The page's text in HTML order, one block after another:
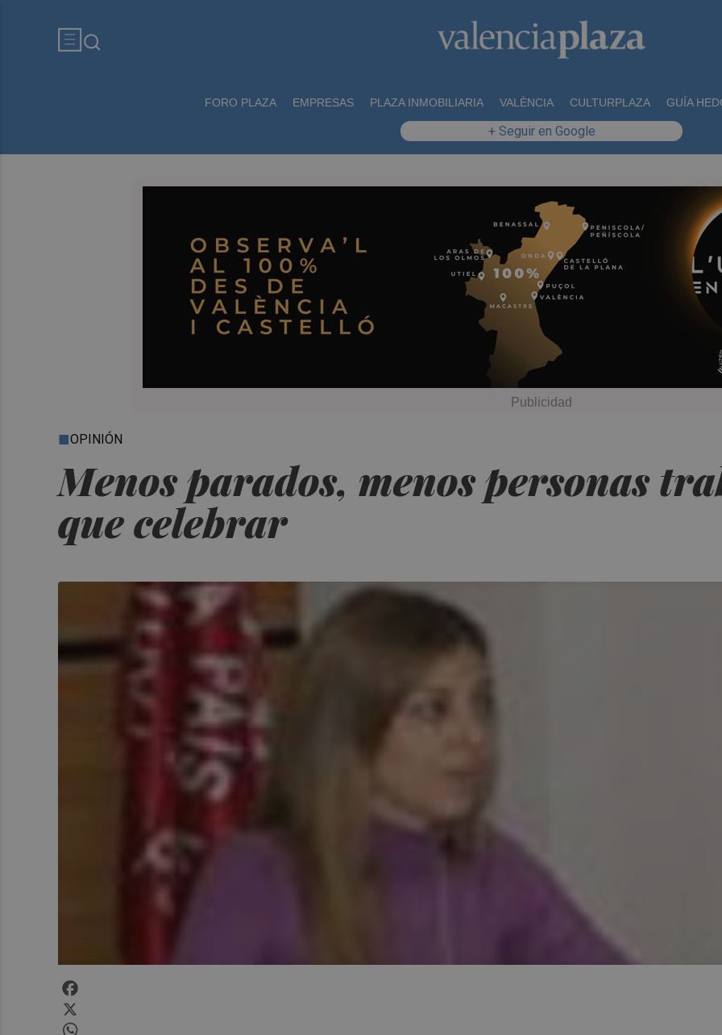
FORO PLAZA EMPRESAS PLAZA INMOBILIARIA VALÈNCIA CULTURPLAZA GUÍA
+ Seguir en Google
Menos parados, menos personas
que celebrar
OPINIÓN